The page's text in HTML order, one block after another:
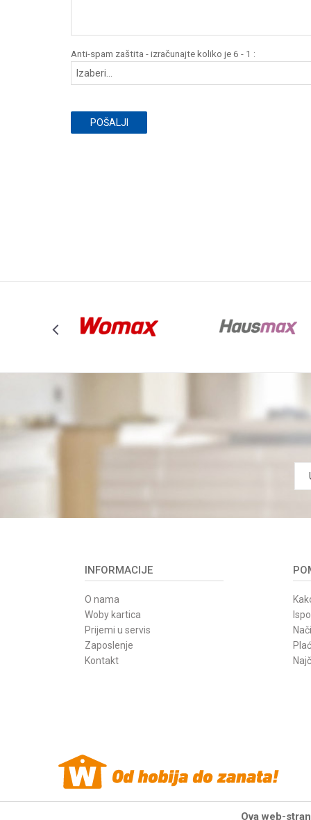
Anti-spam zaštita - izračunajte koliko je 6 - 1 :
POŠALJI
INFORMACIJE
O nama
Woby kartica
Prijemi u servis
Zaposlenje
Kontakt
Ova web-